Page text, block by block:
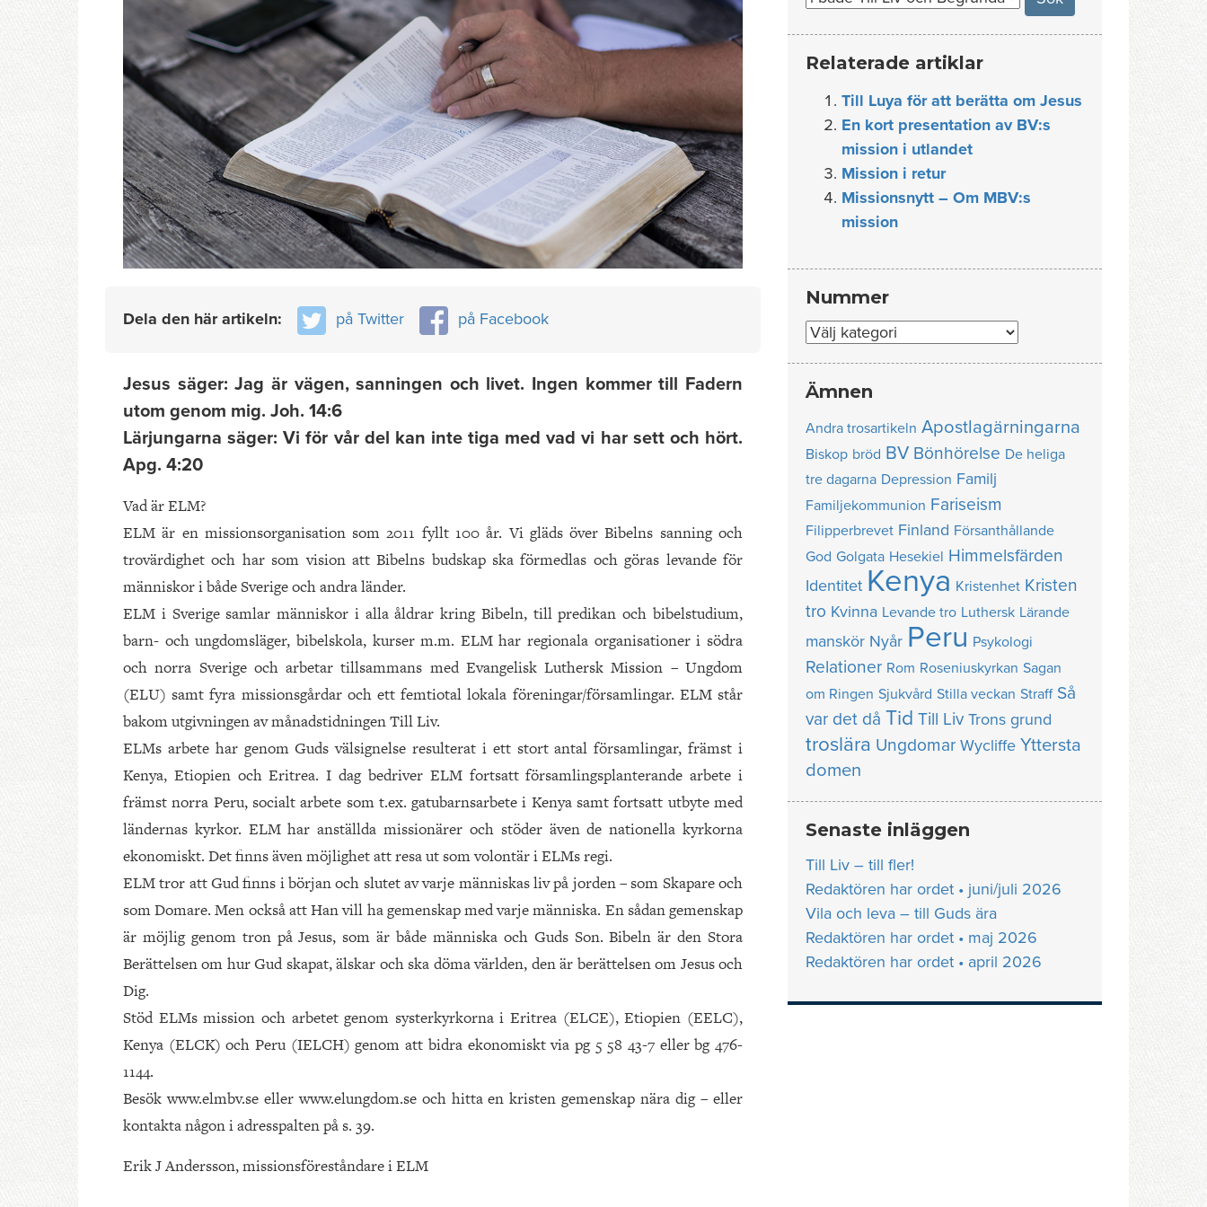
Dela den här artikeln: på Twitter på Facebook
Jesus säger: Jag är vägen, sanningen och livet. Ingen kommer till Fadern
utom genom mig. Joh. 14:6
Lärjungarna säger: Vi för vår del kan inte tiga med vad vi har sett och hört.
Apg. 4:20
Vad är ELM?
ELM är en missionsorganisation som 2011 fyllt 100 år. Vi gläds över Bibelns sanning och
trovärdighet och har som vision att Bibelns budskap ska förmedlas och göras levande för
människor i både Sverige och andra länder.
ELM i Sverige samlar människor i alla åldrar kring Bibeln, till predikan och bibelstudium,
barn- och ungdomsläger, bibelskola, kurser m.m. ELM har regionala organisationer i södra
och norra Sverige och arbetar tillsammans med Evangelisk Luthersk Mission – Ungdom
(ELU) samt fyra missionsgårdar och ett femtiotal lokala föreningar/församlingar. ELM står
bakom utgivningen av månadstidningen Till Liv.
ELMs arbete har genom Guds välsignelse resulterat i ett stort antal församlingar, främst i
Kenya, Etiopien och Eritrea. I dag bedriver ELM fortsatt församlingsplanterande arbete i
främst norra Peru, socialt arbete som t.ex. gatubarnsarbete i Kenya samt fortsatt utbyte med
ländernas kyrkor. ELM har anställda missionärer och stöder även de nationella kyrkorna
ekonomiskt. Det finns även möjlighet att resa ut som volontär i ELMs regi.
ELM tror att Gud finns i början och slutet av varje människas liv på jorden – som Skapare och
som Domare. Men också att Han vill ha gemenskap med varje människa. En sådan gemenskap
är möjlig genom tron på Jesus, som är både människa och Guds Son. Bibeln är den Stora
Berättelsen om hur Gud skapat, älskar och ska döma världen, den är berättelsen om Jesus och
Dig.
Stöd ELMs mission och arbetet genom systerkyrkorna i Eritrea (ELCE), Etiopien (EELC),
Kenya (ELCK) och Peru (IELCH) genom att bidra ekonomiskt via pg 5 58 43-7 eller bg 476-
1144.
Besök www.elmbv.se eller www.elungdom.se och hitta en kristen gemenskap nära dig – eller
kontakta någon i adresspalten på s. 39.
Erik J Andersson, missionsföreståndare i ELM
Relaterade artiklar
Till Luya för att berätta om Jesus
En kort presentation av BV:s
mission i utlandet
Mission i retur
Missionsnytt – Om MBV:s
mission
Nummer
Nummer
Ämnen
Andra trosartikeln Apostlagärningarna
Biskop bröd BV Bönhörelse De heliga
tre dagarna Depression Familj
Familjekommunion Fariseism
Filipperbrevet Finland Försanthållande
God Golgata Hesekiel Himmelsfärden
Identitet Kenya Kristenhet Kristen
tro Kvinna Levande tro Luthersk Lärande
manskör Nyår Peru Psykologi
Relationer Rom Roseniuskyrkan Sagan
om Ringen Sjukvård Stilla veckan Straff Så
var det då Tid Till Liv Trons grund
troslära Ungdomar Wycliffe Yttersta
domen
Senaste inläggen
Till Liv – till fler!
Redaktören har ordet • juni/juli 2026
Vila och leva – till Guds ära
Redaktören har ordet • maj 2026
Redaktören har ordet • april 2026